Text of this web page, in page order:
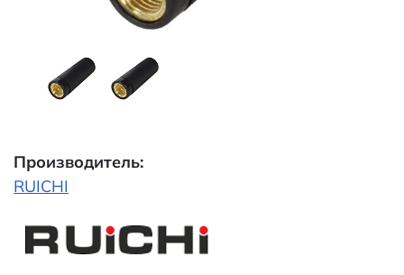
Производитель:
RUICHI